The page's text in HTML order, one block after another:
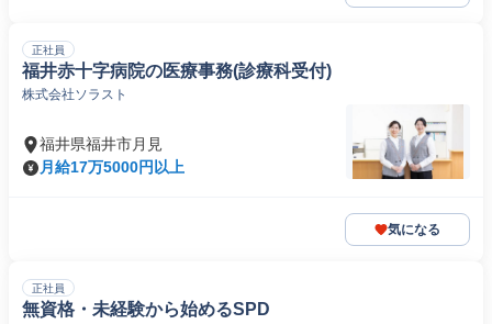
正社員
福井赤十字病院の医療事務(診療科受付)
株式会社ソラスト
福井県福井市月見
月給17万5000円以上
気になる
正社員
無資格・未経験から始めるSPD